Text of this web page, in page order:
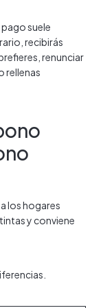
suele
recibirás
renunciar
rellenas
los hogares
y conviene